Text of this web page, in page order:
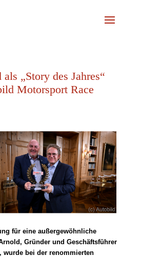
„Story des Jahres“
Motorsport Race
für eine außergewöhnliche
Gründer und Geschäftsführer
wurde bei der renommierten